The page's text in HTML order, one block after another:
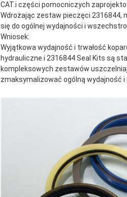
CAT.i części pomocniczych
Wdrożając zestaw pieczęci 2316844,
się do ogólnej wydajności i
Wniosek:
Wyjątkowa wydajność i trwałość
hydrauliczne.i 2316844 Seal Kits są
kompleksowych zestawów
zmaksymalizować ogólną wydajność i